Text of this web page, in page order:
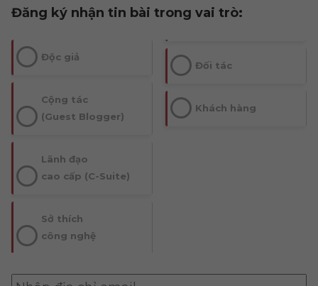
Đăng ký nhận tin bài trong vai trò:
Độc giả
Cộng tác
(Guest Blogger)
Lãnh đạo
cao cấp (C-Suite)
Sở thích
công nghệ
Đối tác
Khách hàng